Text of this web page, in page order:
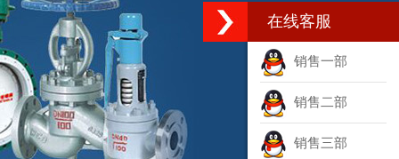
在线客服
销售一部
销售二部
销售三部